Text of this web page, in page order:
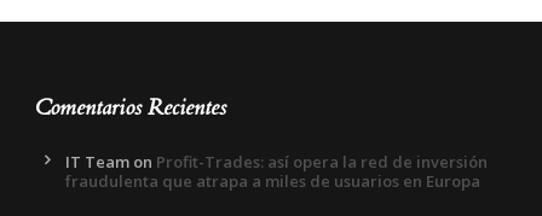
Comentarios Recientes
IT Team on Profit-Trades: así opera la red de inversión
fraudulenta que atrapa a miles de usuarios en Europa